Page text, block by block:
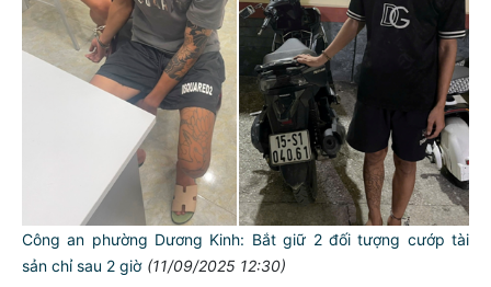
Công an phường Dương Kinh: Bắt giữ 2 đối tượng cướp tài
sản chỉ sau 2 giờ (11/09/2025 12:30)